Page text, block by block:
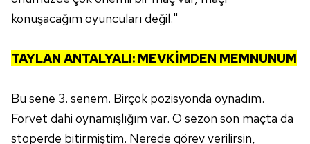
konuşacağım oyuncuları değil."
TAYLAN ANTALYALI: MEVKİMDEN MEMNUNUM
Bu sene 3. senem. Birçok pozisyonda oynadım.
Forvet dahi oynamışlığım var. O sezon son maçta da
stoperde bitirmiştim. Nerede görev verilirsin,